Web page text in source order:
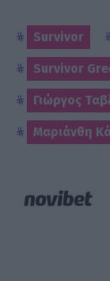
Survivor
Survivor
Γιώργος
Μαριάνθη